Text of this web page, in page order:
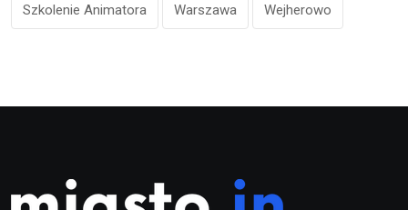
Szkolenie Animatora Warszawa Wejherowo